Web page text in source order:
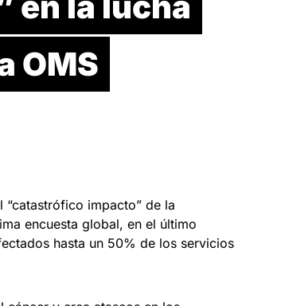
OMS
“catastrófico impacto” de la
encuesta global, en el último
hasta un 50% de los servicios